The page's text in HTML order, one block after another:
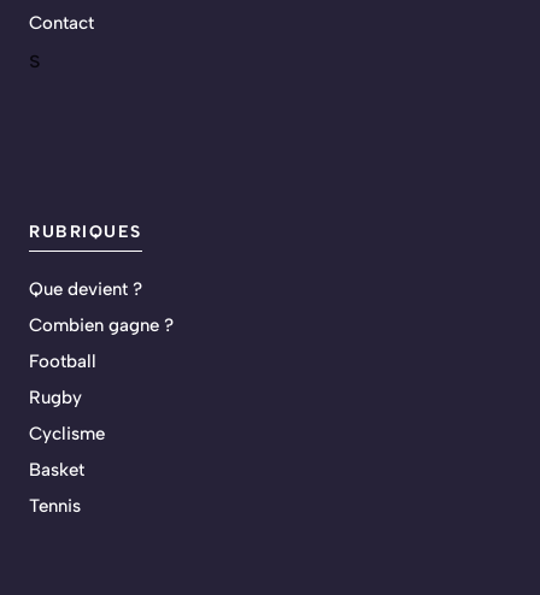
Contact
s
RUBRIQUES
Que devient ?
Combien gagne ?
Football
Rugby
Cyclisme
Basket
Tennis